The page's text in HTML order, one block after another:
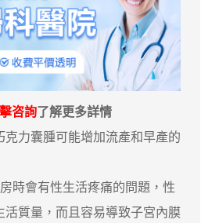
咨詢了解更多詳情
力囊腫可能增加流產和早產的
會有性生活疼痛的問題，性
活質量，而且容易導致子宮內膜